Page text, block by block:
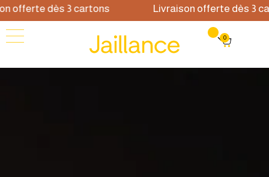
offerte dès 3 cartons Livraison offerte dès 3
0